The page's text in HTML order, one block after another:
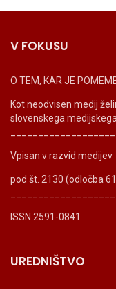
V FOKUSU
O TEM, KAR JE
Kot neodvisen medij
slovenskega
Vpisan v razvid medijev
pod št. 2130 (odločba
ISSN 2591-0841
UREDNIŠTVO